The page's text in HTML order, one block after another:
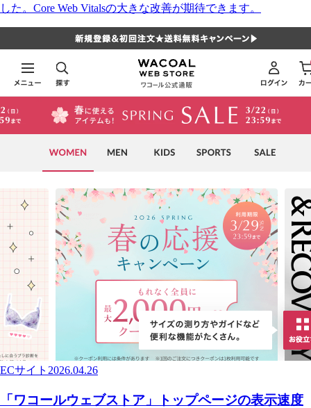
した。Core Web Vitalsの大きな改善が期待できます。
ECサイト 2026.04.26
「ワコールウェブストア」トップページの表示速度